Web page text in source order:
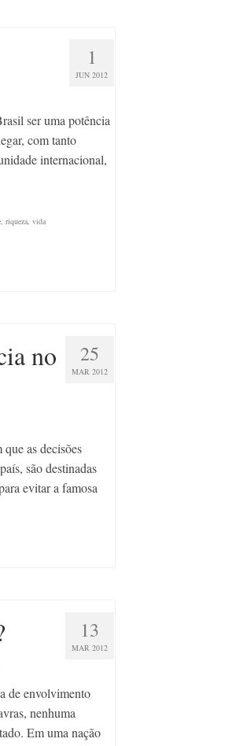
1
JUN 2012
ser uma potência
com tanto
internacional,
, riqueza, vida
25
MAR 2012
no
as decisões
são destinadas
evitar a famosa
13
MAR 2012
de envolvimento
nenhuma
Em uma nação